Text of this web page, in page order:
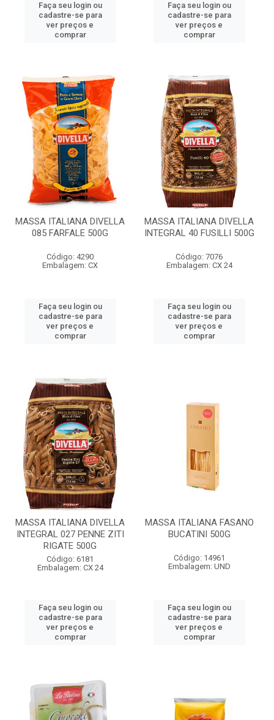
Faça seu login ou
cadastre-se para
ver preços e
comprar
Faça seu login ou
cadastre-se para
ver preços e
comprar
MASSA ITALIANA DIVELLA
085 FARFALE 500G
Código: 4290
Embalagem: CX
Faça seu login ou
cadastre-se para
ver preços e
comprar
MASSA ITALIANA DIVELLA
INTEGRAL 40 FUSILLI 500G
Código: 7076
Embalagem: CX 24
Faça seu login ou
cadastre-se para
ver preços e
comprar
MASSA ITALIANA DIVELLA
INTEGRAL 027 PENNE ZITI
RIGATE 500G
Código: 6181
Embalagem: CX 24
Faça seu login ou
cadastre-se para
ver preços e
comprar
MASSA ITALIANA FASANO
BUCATINI 500G
Código: 14961
Embalagem: UND
Faça seu login ou
cadastre-se para
ver preços e
comprar